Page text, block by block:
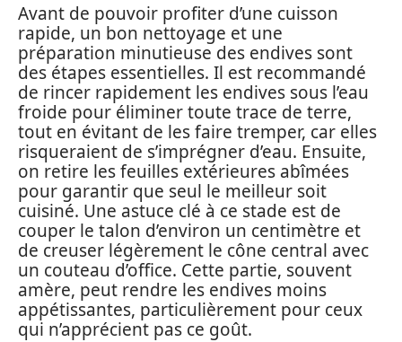
Avant de pouvoir profiter d’une cuisson
rapide, un bon nettoyage et une
préparation minutieuse des endives sont
des étapes essentielles. Il est recommandé
de rincer rapidement les endives sous l’eau
froide pour éliminer toute trace de terre,
tout en évitant de les faire tremper, car elles
risqueraient de s’imprégner d’eau. Ensuite,
on retire les feuilles extérieures abîmées
pour garantir que seul le meilleur soit
cuisiné. Une astuce clé à ce stade est de
couper le talon d’environ un centimètre et
de creuser légèrement le cône central avec
un couteau d’office. Cette partie, souvent
amère, peut rendre les endives moins
appétissantes, particulièrement pour ceux
qui n’apprécient pas ce goût.